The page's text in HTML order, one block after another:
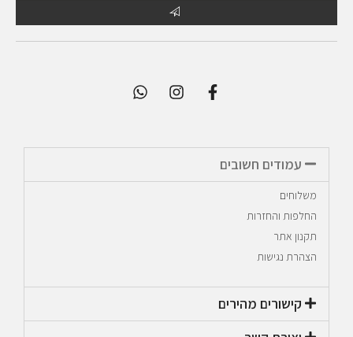
עמודים חשובים
משלוחים
החלפות והחזרות
תקנון אתר
הצהרת נגישות
קישורים מהירים​